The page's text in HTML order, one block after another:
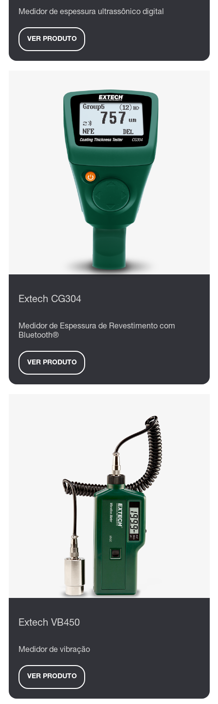
Medidor de espessura ultrassônico digital
VER PRODUTO
Extech CG304
Medidor de Espessura de Revestimento com
Bluetooth®
VER PRODUTO
Extech VB450
Medidor de vibração
VER PRODUTO